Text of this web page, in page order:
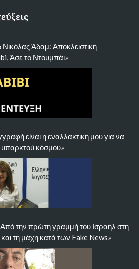
Άδαμ: Αποκλειστική
Άσε το Ντουμπάι»
είναι η εναλλακτική μου για να
υπαρκτού κόσμου»
την πρώτη γραμμή του Ισραήλ στη
τη μάχη κατά των Fake News»